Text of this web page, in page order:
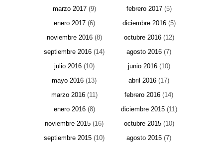
marzo 2017(9) febrero 2017(5)
enero 2017(6) diciembre 2016(5)
noviembre 2016(8) octubre 2016(12)
septiembre 2016 (14) agosto 2016 (7)
julio 2016(10) junio 2016(10)
mayo 2016 (13) abril 2016 (17)
marzo 2016(11) febrero 2016 (14)
enero 2016(8) diciembre 2015(11)
noviembre 2015 (16) octubre 2015(10)
septiembre 2015 (10) agosto 2015 (7)